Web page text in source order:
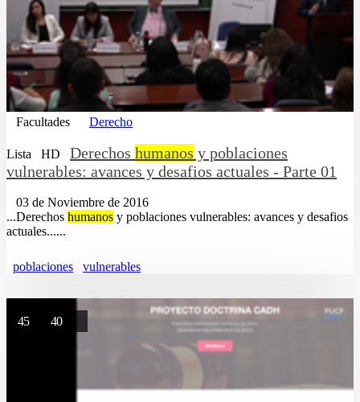
Facultades Derecho
Lista HD Derechos humanos y poblaciones
vulnerables: avances y desafios actuales - Parte 01
03 de Noviembre de 2016
...Derechos humanos y poblaciones vulnerables: avances y desafios
actuales......
poblaciones vulnerables
45 40